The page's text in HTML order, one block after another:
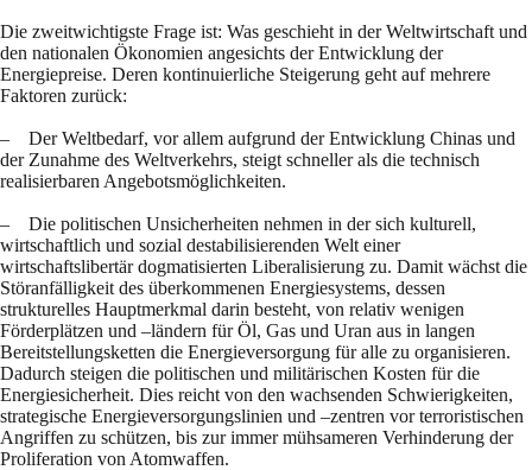
Die zweitwichtigste Frage ist: Was geschieht in der Weltwirtschaft und
den nationalen Ökonomien angesichts der Entwicklung der
Energiepreise. Deren kontinuierliche Steigerung geht auf mehrere
Faktoren zurück:
– Der Weltbedarf, vor allem aufgrund der Entwicklung Chinas und
der Zunahme des Weltverkehrs, steigt schneller als die technisch
realisierbaren Angebotsmöglichkeiten.
– Die politischen Unsicherheiten nehmen in der sich kulturell,
wirtschaftlich und sozial destabilisierenden Welt einer
wirtschaftslibertär dogmatisierten Liberalisierung zu. Damit wächst die
Störanfälligkeit des überkommenen Energiesystems, dessen
strukturelles Hauptmerkmal darin besteht, von relativ wenigen
Förderplätzen und –ländern für Öl, Gas und Uran aus in langen
Bereitstellungsketten die Energieversorgung für alle zu organisieren.
Dadurch steigen die politischen und militärischen Kosten für die
Energiesicherheit. Dies reicht von den wachsenden Schwierigkeiten,
strategische Energieversorgungslinien und –zentren vor terroristischen
Angriffen zu schützen, bis zur immer mühsameren Verhinderung der
Proliferation von Atomwaffen.